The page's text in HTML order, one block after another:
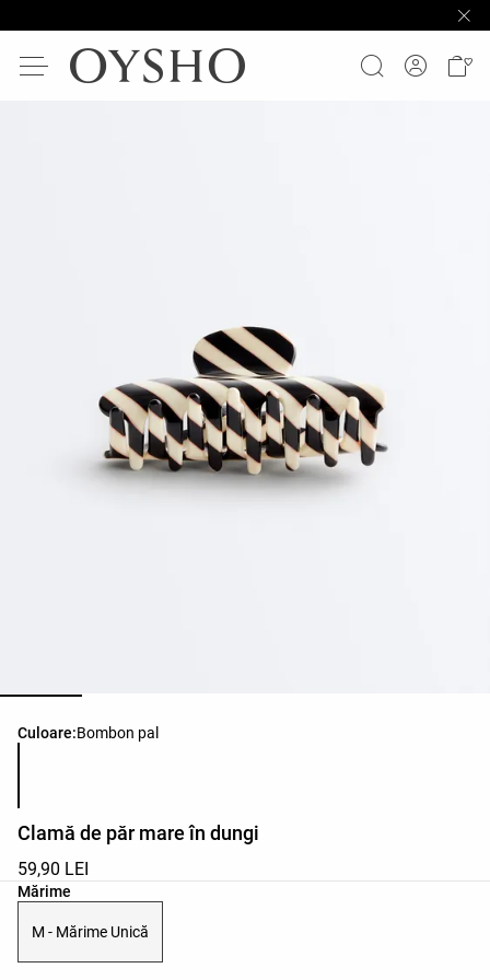
Culoare:Bombon pal
Lista de culori ale produsului
Clamă de păr mare în dungi
59,90 LEI
Mărime
Lista de mărimi ale produsului
M - Mărime Unică